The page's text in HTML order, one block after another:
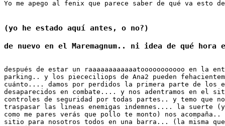
(yo he estado aquí antes, o no?)
después de estar un raaaaaaaaaaaatooooooooooo en la
parking.. y los piececiliops de Ana2 pueden
cuánto.... damos por perdidos la primera parte de
desaparecidos en combate.... y nos adentramos en el
controles de seguridad por todas partes.. y temo que
traspasar las lineas enemigas indemnes.... la suerte
como me pares verás que pollo te monto) nos
sitio para nosotros todos en una barra... (la misma